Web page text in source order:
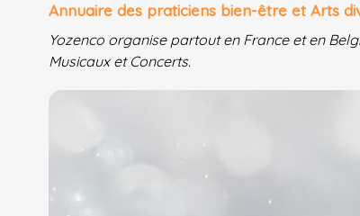
Annuaire des praticiens bien-être et Arts
Yozenco organise partout en France et en
Musicaux et Concerts.